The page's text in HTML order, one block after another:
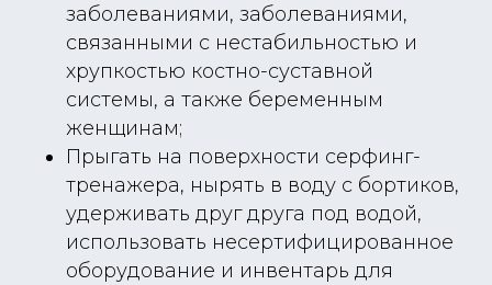
заболеваниями, заболеваниями,
связанными с нестабильностью и
хрупкостью костно-суставной
системы, а также беременным
женщинам;
Прыгать на поверхности серфинг-
тренажера, нырять в воду с бортиков,
удерживать друг друга под водой,
использовать несертифицированное
оборудование и инвентарь для